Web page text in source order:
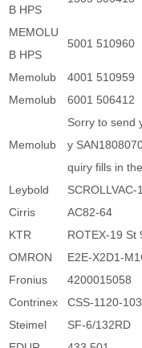
B HPS
MEMOLU
B HPS
5001 510960
Memolub
4001 510959
Memolub
6001 506412
Memolub
Sorry to send
y
quiry fills in
Leybold
SCROLLVAC-
Cirris
AC82-64
KTR
ROTEX-19
OMRON
E2E-X2D1-
Fronius
4200015058
Contrinex
CSS-1120-103
Steimel
SF-6/132RD